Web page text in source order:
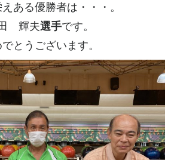
ある優勝者は・・・。
輝夫選手です。
とうございます。